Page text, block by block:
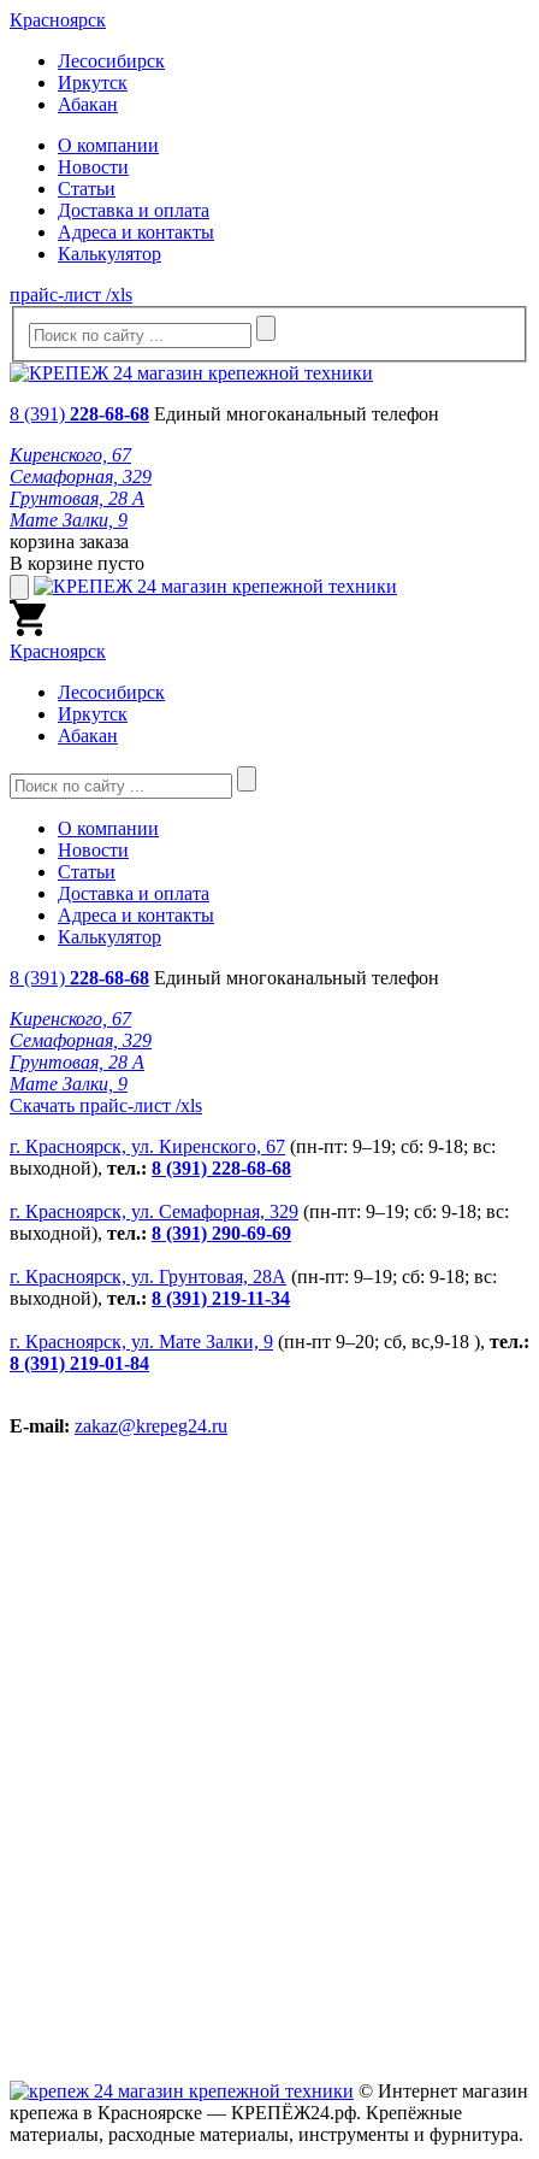
Красноярск
Лесосибирск
Иркутск
Абакан
О компании
Новости
Статьи
Доставка и оплата
Адреса и контакты
Калькулятор
прайс-лист /xls
8 (391) 228-68-68 Единый многоканальный телефон
Киренского, 67
Семафорная, 329
Грунтовая, 28 А
Мате Залки, 9
корзина заказа
В корзине пусто
Красноярск
Лесосибирск
Иркутск
Абакан
О компании
Новости
Статьи
Доставка и оплата
Адреса и контакты
Калькулятор
8 (391) 228-68-68 Единый многоканальный телефон
Киренского, 67
Семафорная, 329
Грунтовая, 28 А
Мате Залки, 9
Скачать прайс-лист /xls
г. Красноярск, ул. Киренского, 67 (пн-пт: 9–19; сб: 9-18; вс:
выходной), тел.: 8 (391) 228-68-68
г. Красноярск, ул. Семафорная, 329 (пн-пт: 9–19; сб: 9-18; вс:
выходной), тел.: 8 (391) 290-69-69
г. Красноярск, ул. Грунтовая, 28А (пн-пт: 9–19; сб: 9-18; вс:
выходной), тел.: 8 (391) 219-11-34
г. Красноярск, ул. Мате Залки, 9 (пн-пт 9–20; сб, вс,9-18 ), тел.:
8 (391) 219-01-84
E-mail: zakaz@krepeg24.ru
© Интернет магазин
крепежа в Красноярске — КРЕПЁЖ24.рф. Крепёжные
материалы, расходные материалы, инструменты и фурнитура.